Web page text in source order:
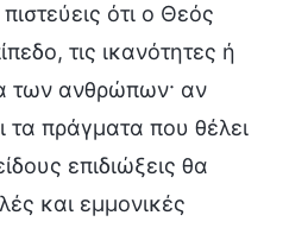
ότι ο Θεός
τις ικανότητες ή
των ανθρώπων· αν
τα πράγματα που θέλει
επιδιώξεις θα
και εμμονικές